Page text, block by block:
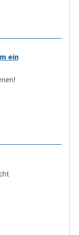
ein